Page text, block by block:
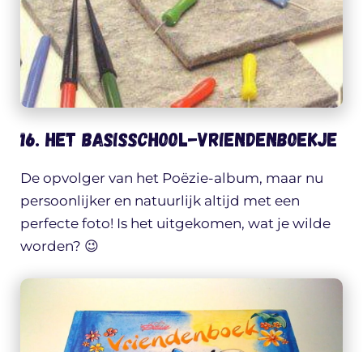
16. Het basisschool-vriendenboekje
De opvolger van het Poëzie-album, maar nu
persoonlijker en natuurlijk altijd met een
perfecte foto! Is het uitgekomen, wat je wilde
worden? 😉